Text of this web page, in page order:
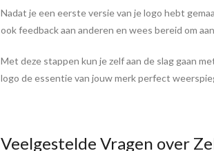
Nadat je een eerste versie van je logo hebt
ook feedback aan anderen en wees bereid om
Met deze stappen kun je zelf aan de slag gaan
logo de essentie van jouw merk perfect
Veelgestelde Vragen over